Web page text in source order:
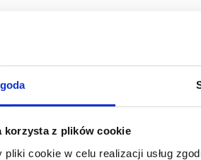
korzysta z plików cookie
cookie w celu realizacji usług